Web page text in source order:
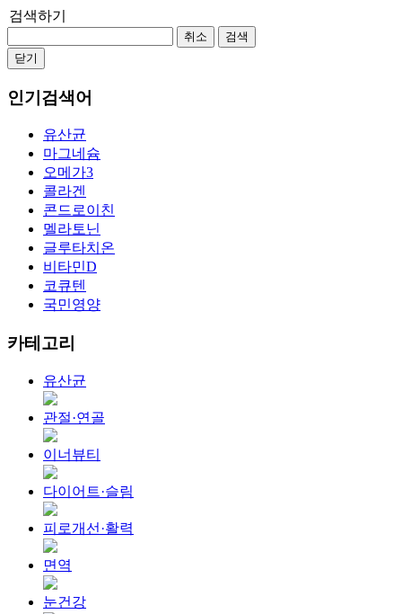
검색하기
취소
검색
닫기
인기검색어
유산균
마그네슘
오메가3
콜라겐
콘드로이친
멜라토닌
글루타치온
비타민D
코큐텐
국민영양
카테고리
유산균
관절·연골
이너뷰티
다이어트·슬림
피로개선·활력
면역
눈건강